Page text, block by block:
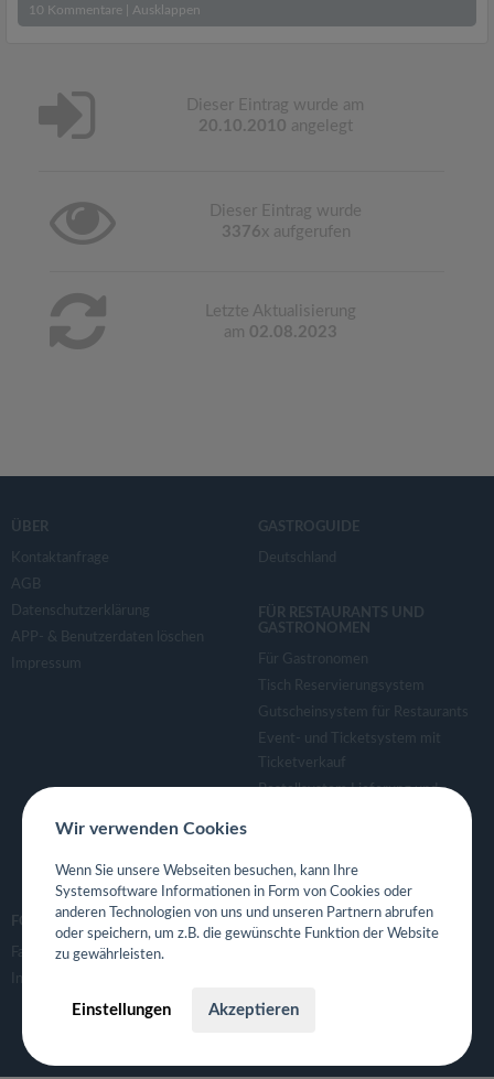
10 Kommentare Ausklappen
Dieser Eintrag wurde am
20.10.2010 angelegt
Dieser Eintrag wurde
3376x aufgerufen
Letzte Aktualisierung
am 02.08.2023
ÜBER
Kontaktanfrage
AGB
Datenschutzerklärung
APP- & Benutzerdaten löschen
Impressum
GASTROGUIDE
Deutschland
FÜR RESTAURANTS UND
GASTRONOMEN
Für Gastronomen
Tisch Reservierungsystem
Gutscheinsystem für Restaurants
Event- und Ticketsystem mit
Ticketverkauf
Bestellsystem Lieferung und
Eigene App für Restaurant
FOLGE UNS
Facebook
Instagram
Wir verwenden Cookies
Wenn Sie unsere Webseiten besuchen, kann Ihre
Systemsoftware Informationen in Form von Cookies oder
anderen Technologien von uns und unseren Partnern abrufen
oder speichern, um z.B. die gewünschte Funktion der Website
zu gewährleisten.
Einstellungen Akzeptieren